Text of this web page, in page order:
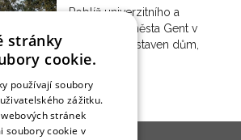
Poblíž univerzitního a
přístavního města Gent v
Belgii byl postaven dům,
který…
stránky
cookie.
používají soubory
zážitku.
stránek
soubory cookie v